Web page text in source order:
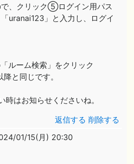
で、クリック⑤ログイン用パス
uranai123」と入力し、ログイ
ルーム検索」をクリック
と同じです。
時はお知らせくださいね。
返信する 削除する
01/15(月) 20:30